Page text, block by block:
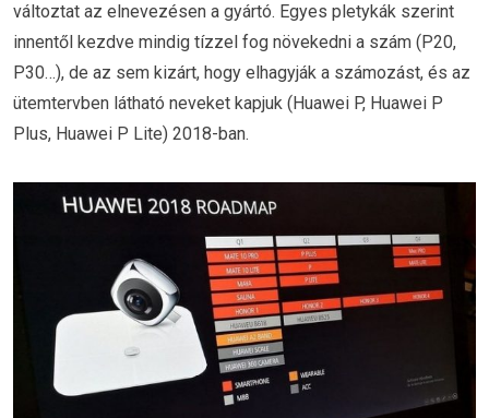
változtat az elnevezésen a gyártó. Egyes pletykák szerint
innentől kezdve mindig tízzel fog növekedni a szám (P20,
P30…), de az sem kizárt, hogy elhagyják a számozást, és az
ütemtervben látható neveket kapjuk (Huawei P, Huawei P
Plus, Huawei P Lite) 2018-ban.